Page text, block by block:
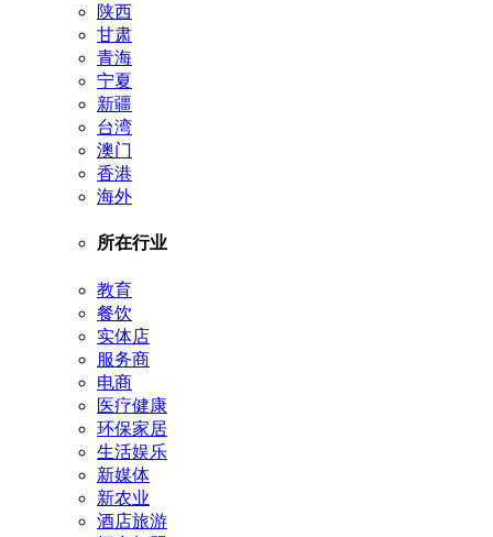
陕西
甘肃
青海
宁夏
新疆
台湾
澳门
香港
海外
所在行业
教育
餐饮
实体店
服务商
电商
医疗健康
环保家居
生活娱乐
新媒体
新农业
酒店旅游